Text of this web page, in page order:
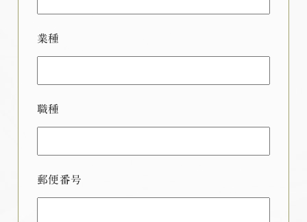
業種
職種
郵便番号